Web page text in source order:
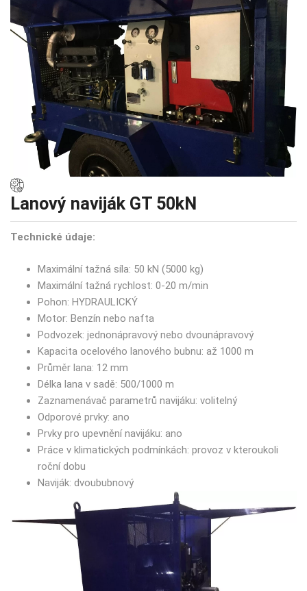
Lanový naviják GT 50kN
Technické údaje:
Maximální tažná síla: 50 kN (5000 kg)
Maximální tažná rychlost: 0-20 m/min
Pohon: HYDRAULICKÝ
Motor: Benzín nebo nafta
Podvozek: jednonápravový nebo dvounápravový
Kapacita ocelového lanového bubnu: až 1000 m
Průměr lana: 12 mm
Délka lana v sadě: 500/1000 m
Zaznamenávač parametrů navijáku: volitelný
Odporové prvky: ano
Prvky pro upevnění navijáku: ano
Práce v klimatických podmínkách: provoz v kteroukoli
roční dobu
Naviják: dvoububnový